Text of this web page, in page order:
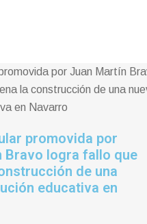
promovida por
Bravo logra fallo que
de una
educativa en